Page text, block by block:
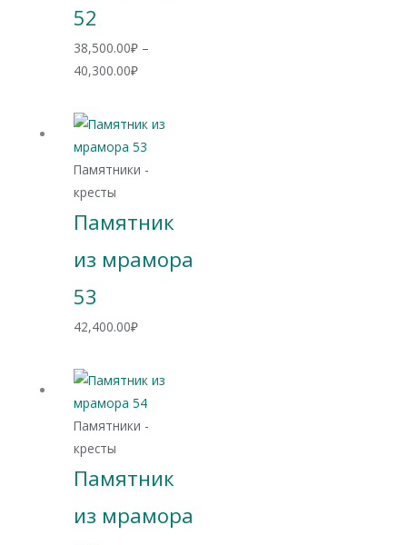
52
38,500.00₽ –
40,300.00₽Диапазон
Памятники -
кресты
Памятник
из мрамора
53
42,400.00₽
Памятники -
кресты
Памятник
из мрамора